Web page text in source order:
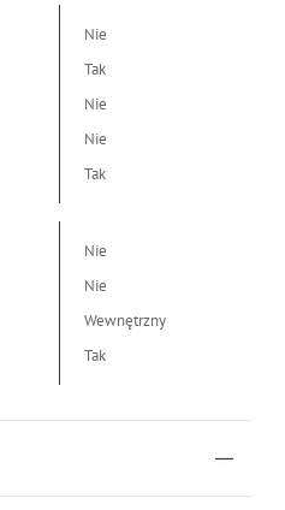
Nie
Tak
Nie
Nie
Tak
Nie
Nie
Wewnętrzny
Tak